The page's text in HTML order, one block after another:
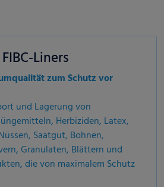
Liners
zum Schutz vor
und Lagerung von
Herbiziden, Latex,
Saatgut, Bohnen,
Granulaten, Blättern und
die von maximalem Schutz